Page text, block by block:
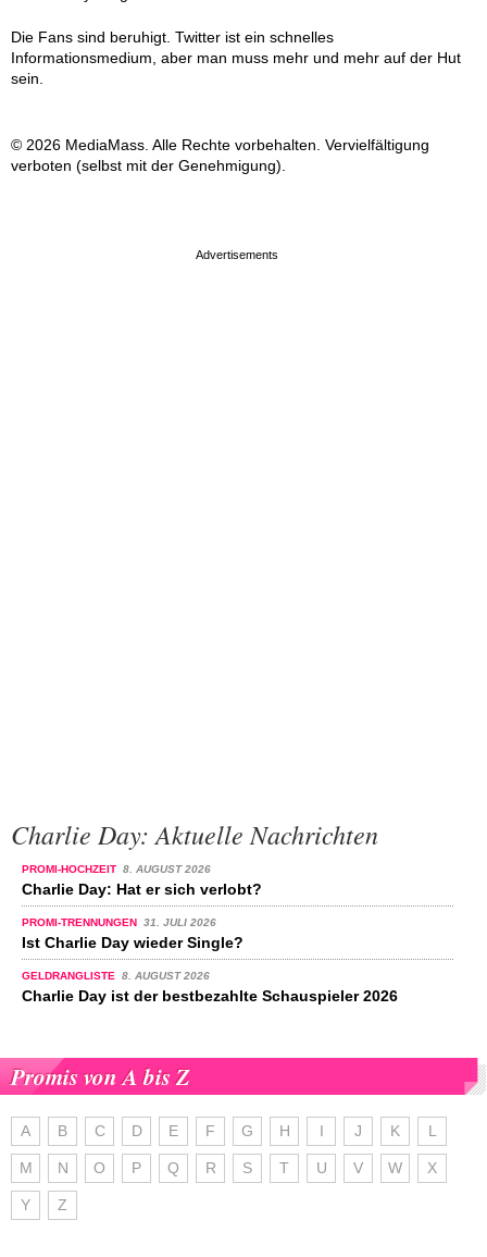
Die Fans sind beruhigt. Twitter ist ein schnelles
Informationsmedium, aber man muss mehr und mehr auf der Hut
sein.
© 2026 MediaMass. Alle Rechte vorbehalten. Vervielfältigung
verboten (selbst mit der Genehmigung).
Charlie Day: Aktuelle Nachrichten
PROMI-HOCHZEIT 8. AUGUST 2026
Charlie Day: Hat er sich verlobt?
PROMI-TRENNUNGEN 31. JULI 2026
Ist Charlie Day wieder Single?
GELDRANGLISTE 8. AUGUST 2026
Charlie Day ist der bestbezahlte Schauspieler 2026
Promis von A bis Z
A B C D E F G H I J K L
M N O P Q R S T U V W X
Y Z